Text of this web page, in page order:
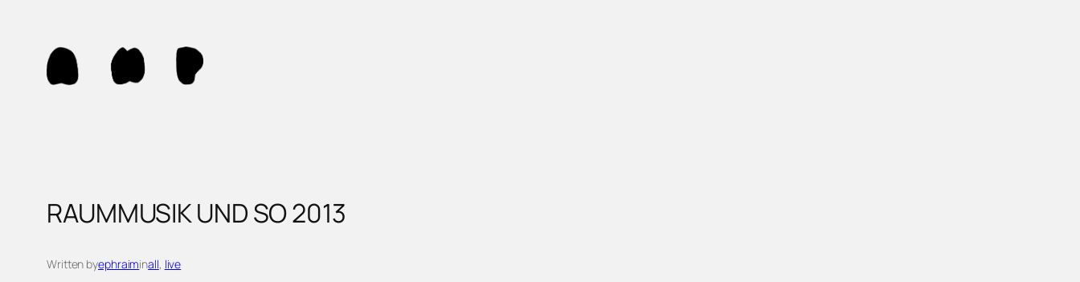
content
RAUMMUSIK UND SO 2013
Written byephraiminall, live